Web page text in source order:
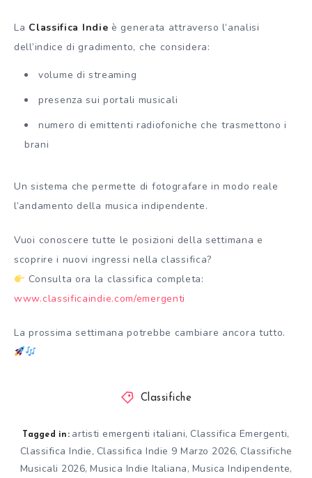
La Classifica Indie è generata attraverso l’analisi
dell’indice di gradimento, che considera:
volume di streaming
presenza sui portali musicali
numero di emittenti radiofoniche che trasmettono i
brani
Un sistema che permette di fotografare in modo reale
l’andamento della musica indipendente.
Vuoi conoscere tutte le posizioni della settimana e
scoprire i nuovi ingressi nella classifica?
Consulta ora la classifica completa:
www.classificaindie.com/emergenti
La prossima settimana potrebbe cambiare ancora tutto.
Classifiche
Tagged in: artisti emergenti italiani, Classifica Emergenti,
Classifica Indie, Classifica Indie 9 Marzo 2026, Classifiche
Musicali 2026, Musica Indie Italiana, Musica Indipendente,